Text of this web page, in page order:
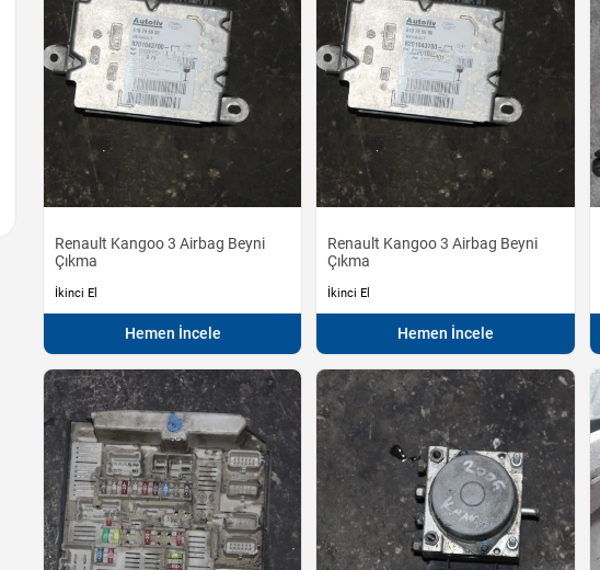
Renault Kangoo 3 Airbag Beyni
Çıkma
İkinci El
Hemen İncele
Renault Kangoo 3 Airbag Beyni
Çıkma
İkinci El
Hemen İncele